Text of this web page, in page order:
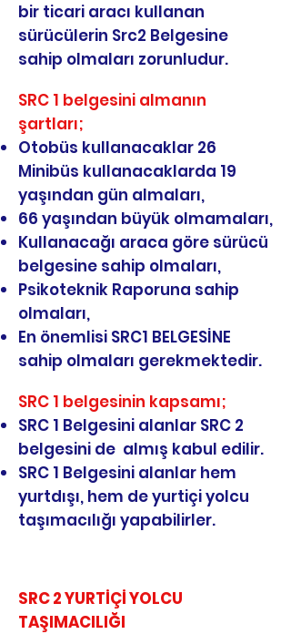
bir ticari aracı kullanan
sürücülerin Src2 Belgesine
sahip olmaları zorunludur.
SRC 1 belgesini almanın
şartları;
Otobüs kullanacaklar 26
Minibüs kullanacaklarda 19
yaşından gün almaları,
66 yaşından büyük olmamaları,
Kullanacağı araca göre sürücü
belgesine sahip olmaları,
Psikoteknik Raporuna sahip
olmaları,
En önemlisi SRC1 BELGESİNE
sahip olmaları gerekmektedir.
SRC 1 belgesinin kapsamı;
SRC 1 Belgesini alanlar SRC 2
belgesini de almış kabul edilir.
SRC 1 Belgesini alanlar hem
yurtdışı, hem de yurtiçi yolcu
taşımacılığı yapabilirler.
SRC 2 YURTİÇİ YOLCU
TAŞIMACILIĞI